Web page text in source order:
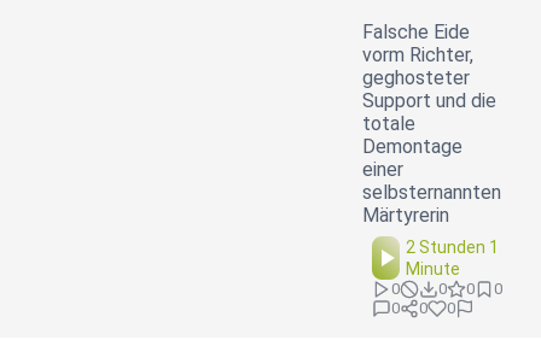
Falsche Eide
vorm Richter,
geghosteter
Support und die
totale
Demontage
einer
selbsternannten
Märtyrerin
2 Stunden 1
Minute
0 0 0
0
0
0 0